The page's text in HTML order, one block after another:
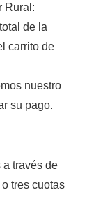
Rura l:
de la
carrito de
nuestro
su pago.
a través de
tres cuotas